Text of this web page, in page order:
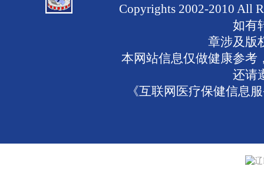
Copyrights 2002-2010 All
如有
章涉及版
本网站信息仅做健康参考
还请
《互联网医疗保健信息
辽